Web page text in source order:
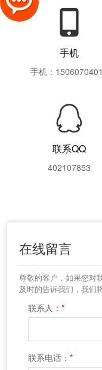
手机
手机：
联系QQ
402107853
在线留言
尊敬的客户，如果您对
及时的告诉我们，我们
联系人： *
联系电话： *